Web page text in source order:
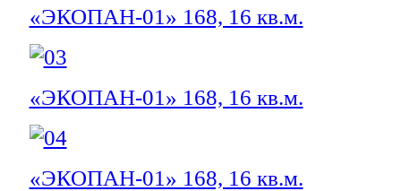
«ЭКОПАН-01» 168, 16 кв.м.
«ЭКОПАН-01» 168, 16 кв.м.
«ЭКОПАН-01» 168, 16 кв.м.